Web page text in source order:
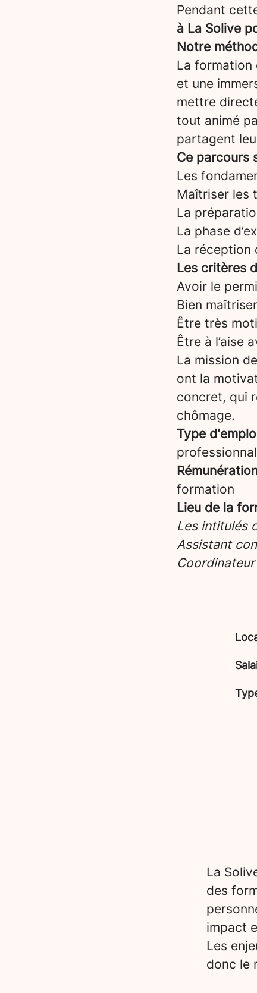
Pendant
à La Solive
Notre
La formation
et une
mettre
tout animé
partagent
Ce parcours
Les
Maîtriser les
La
La phase
La réception
Les critères
Avoir le
Bien
Être très
Être à l’aise
La mission
ont la
concret, qui
chômage.
Type
formation
Lieu de la
Les intitulés
Assistant
La
des
impact
Les
donc le